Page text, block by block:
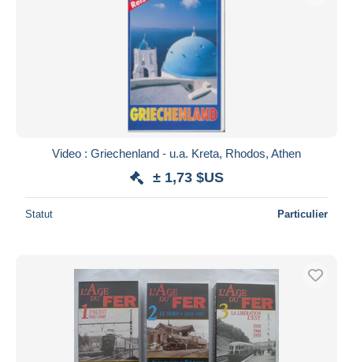
Video : Griechenland - u.a. Kreta, Rhodos, Athen
± 1,73 $US
Statut Particulier